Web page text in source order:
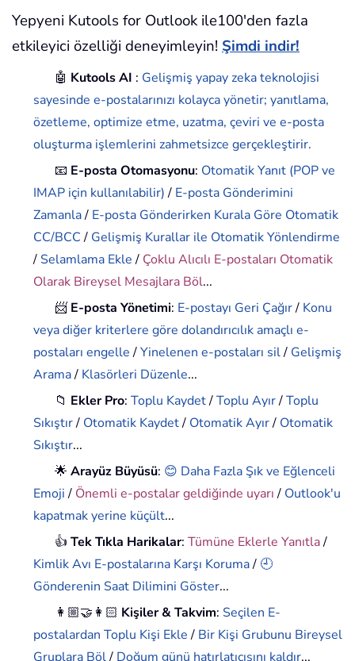
Yepyeni Kutools for Outlook ile100'den fazla
etkileyici özelliği deneyimleyin! Şimdi indir!
🤖 Kutools AI : Gelişmiş yapay zeka teknolojisi
sayesinde e-postalarınızı kolayca yönetir; yanıtlama,
özetleme, optimize etme, uzatma, çeviri ve e-posta
oluşturma işlemlerini zahmetsizce gerçekleştirir.
📧 E-posta Otomasyonu: Otomatik Yanıt (POP ve
IMAP için kullanılabilir)/ E-posta Gönderimini
Zamanla/ E-posta Gönderirken Kurala Göre Otomatik
CC/BCC/ Gelişmiş Kurallar ile Otomatik Yönlendirme
/ Selamlama Ekle/ Çoklu Alıcılı E-postaları Otomatik
Olarak Bireysel Mesajlara Böl...
📨 E-posta Yönetimi: E-postayı Geri Çağır/ Konu
veya diğer kriterlere göre dolandırıcılık amaçlı e-
postaları engelle/Yinelenen e-postaları sil/ Gelişmiş
Arama/ Klasörleri Düzenle...
📁 Ekler Pro:Toplu Kaydet/Toplu Ayır/Toplu
Sıkıştır/ Otomatik Kaydet/ Otomatik Ayır/ Otomatik
Sıkıştır...
🌟Arayüz Büyüsü: 😊 Daha Fazla Şık ve Eğlenceli
Emoji/ Önemli e-postalar geldiğinde uyarı/ Outlook'u
kapatmak yerine küçült...
👍Tek Tıkla Harikalar:Tümüne Eklerle Yanıtla/
Kimlik Avı E-postalarına Karşı Koruma/ 🕘
Gönderenin Saat Dilimini Göster...
👩🏼‍🤝‍👩🏻 Kişiler & Takvim: Seçilen E-
postalardan Toplu Kişi Ekle/ Bir Kişi Grubunu Bireysel
Gruplara Böl/ Doğum günü hatırlatıcısını kaldır...